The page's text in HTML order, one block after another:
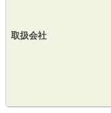
取扱会社